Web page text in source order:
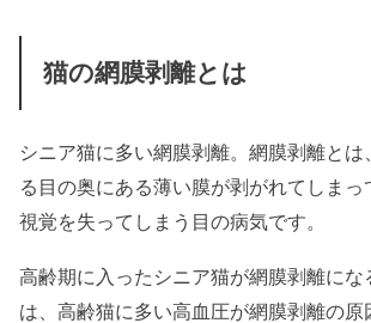
猫の網膜剥離とは
シニア猫に多い網膜剥離。網膜剥離とは
る目の奥にある薄い膜が剥がれてしまっ
視覚を失ってしまう目の病気です。
高齢期に入ったシニア猫が網膜剥離にな
は、高齢猫に多い高血圧が網膜剥離の原